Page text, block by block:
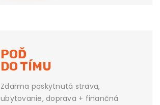
POĎ
DO TÍMU
Zdarma poskytnutá strava,
ubytovanie, doprava + finančná